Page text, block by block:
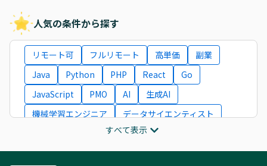
人気の条件から探す
リモート可 フルリモート 高単価
副業
Java
Python PHP React
Go
JavaScript
PMO AI
生成AI
機械学習エンジニア
データサイエンティスト
ITコンサルタント
フロントエンドエンジニア
すべて表示